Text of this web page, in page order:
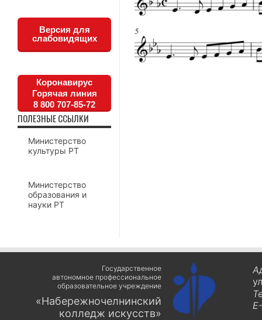
Версия для
слабовидящих
Коронавирус
Горячая линия
8 800 707-85-72
ПОЛЕЗНЫЕ ССЫЛКИ
Министерство
культуры РТ
Министерство
образования и
науки РТ
Государственное
автономное профессиональное
образовательное учреждение
«Набережночелнинский
колледж искусств»